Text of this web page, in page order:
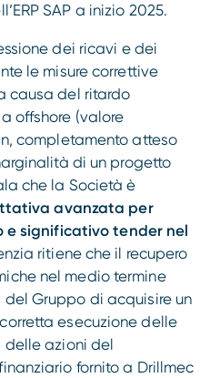
SAP a inizio 2025.
dei ricavi e dei
le misure correttive
causa del ritardo
offshore (valore
completamento atteso
di un progetto
che la Società è
avanzata per
e significativo tender nel
ritiene che il recupero
nel medio termine
Gruppo di acquisire un
esecuzione delle
delle azioni del
fornito a Drillmec